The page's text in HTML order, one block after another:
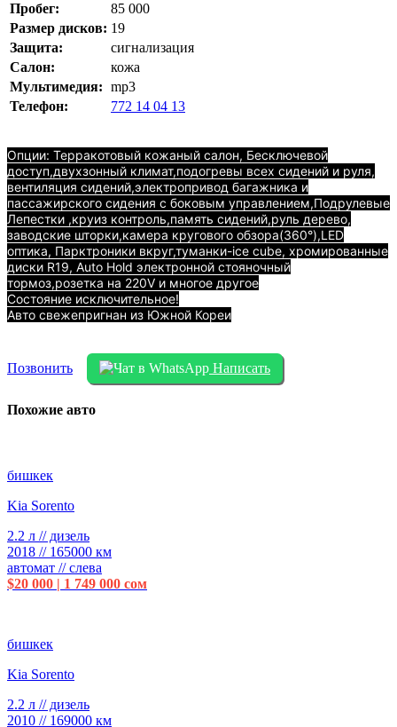
Пробег:
85 000
Размер дисков: 19
Защита:
сигнализация
Салон:
кожа
Мультимедия: mp3
Телефон:
772 14 04 13
Опции: Терракотовый кожаный салон, Бесключевой
доступ,двухзонный климат,подогревы всех сидений и руля,
вентиляция сидений,электропривод багажника и
пассажирского сидения с боковым управлением,Подрулевые
Лепестки ,круиз контроль,память сидений,руль дерево,
заводские шторки,камера кругового обзора(360°),LED
oптика, Парктроники вкруг,туманки-ice cube, хромированные
диски R19, Auto Hold электронной стояночный
тормоз,розетка на 220V и многое другое
Состояние исключительное!
Авто свежепригнан из Южной Кореи
Позвонить Написать
Похожие авто
бишкек
Kia Sorento
2.2 л // дизель
2018 // 165000 км
автомат // слева
$20 000 | 1 749 000 сом
бишкек
Kia Sorento
2.2 л // дизель
2010 // 169000 км